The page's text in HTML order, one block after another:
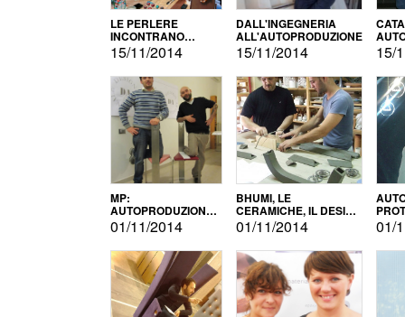
LE PERLERE
INCONTRANO
L'AUTOPRODUZIONE
15/11/2014
DALL'INGEGNERIA
ALL'AUTOPRODUZIONE
15/11/2014 15/
MP:
AUTOPRODUZIONE
E INNOVAZIONE
01/11/2014
BHUMI, LE
CERAMICHE, IL DESIGN
E L'AUTOPRODUZIONE
01/11/2014 01/